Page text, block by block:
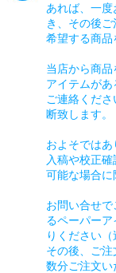
あれば、一
き、その後
希望する商品
当店から商
アイテムが
ご連絡くだ
断致します。
およそでは
入稿や校正
可能な場合に
お問い合せ
るペーパー
りください
その後、ご
数分ご注文い